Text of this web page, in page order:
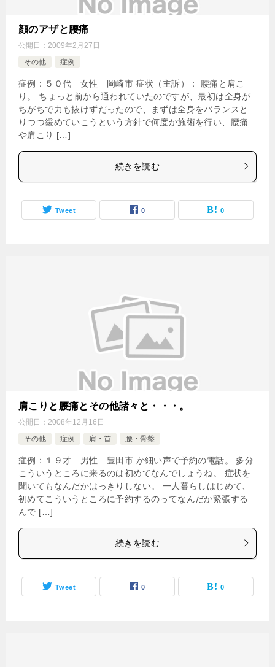
顔のアザと腰痛
公開日： 2009年2月27日
その他
症例
症例：５０代 女性 岡崎市 症状（主訴）： 腰痛と肩こ
り。 ちょっと前から通われていたのですが、最初は全身が
ちがちで力も抜けずだったので、まずは全身をバランスと
りつつ緩めていこうという方針で何度か施術を行い、腰痛
や肩こり […]
続きを読む
Tweet 0 0
肩こりと腰痛とその他諸々と・・・。
公開日： 2008年12月16日
その他
症例 肩・首 腰・骨盤
症例：１９才 男性 豊田市 か細い声で予約の電話。 多分
こういうところに来るのは初めてなんでしょうね。 症状を
聞いてもなんだかはっきりしない。 一人暮らしはじめて、
初めてこういうところに予約するのってなんだか緊張する
んで […]
続きを読む
Tweet 0 0